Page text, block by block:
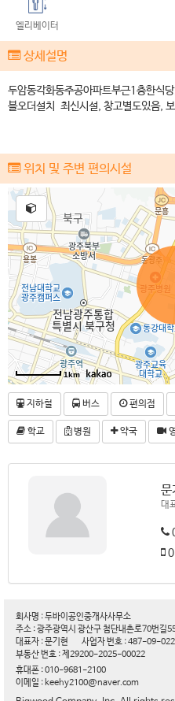
엘리베이터
상세설명
두암동각화동주공아파트부근1층한식
블오더설치 최신시설, 창고별도있음,
위치 및 주변 편의시설
1km
지하철 버스 편의점
학교 병원 약국
문
대
회사명 : 두바이공인중개사사무소
주소 : 광주광역시 광산구 첨단내촌로70번길
대표자 : 문기현
사업자 번호 : 487-09-
부동산 번호 : 제29200-2025-00022
휴대폰 : 010-9681-2100
이메일 : keehy2100@naver.com